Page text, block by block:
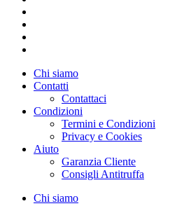
Chi siamo
Contatti
Contattaci
Condizioni
Termini e Condizioni
Privacy e Cookies
Aiuto
Garanzia Cliente
Consigli Antitruffa
Chi siamo